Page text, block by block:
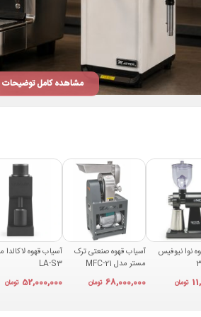
را به‌صورت مداوم و دستی پر کند. وجود سیستم تصفیه
آب و برداشت مصرف‌کننده، عملکرد منظم‌تری داشته باشد.
مشاهده کامل توضیحات
نوا نیوفیس
تومان
آسیاب قهوه صنعتی ترک
مستر مدل MFC-21
68,000,000 تومان
آسیاب قهوه لاکالدا
LA-S3
52,000,000 تومان